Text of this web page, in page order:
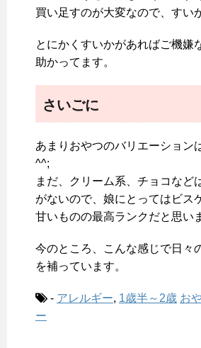
買い足すのが大変なので、すい
とにかくすいかがあればご機嫌
助かってます。
さいごに
あまりおやつのバリエーション
^^;
まだ、クリーム系、チョコなど
がないので、娘にとってはビス
甘いものの最高ランクだと思い
今のところ、こんな感じで日々
を補っています。
- アレルギー, 1歳半～2歳 お
ー